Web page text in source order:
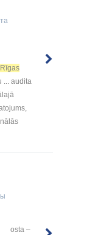
Rīgas
... audita
osta –